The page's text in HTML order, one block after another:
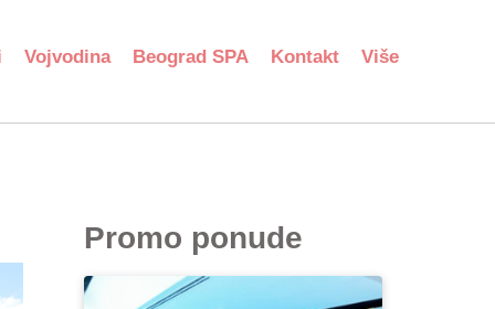
Vojvodina Beograd SPA Kontakt Više
Promo ponude